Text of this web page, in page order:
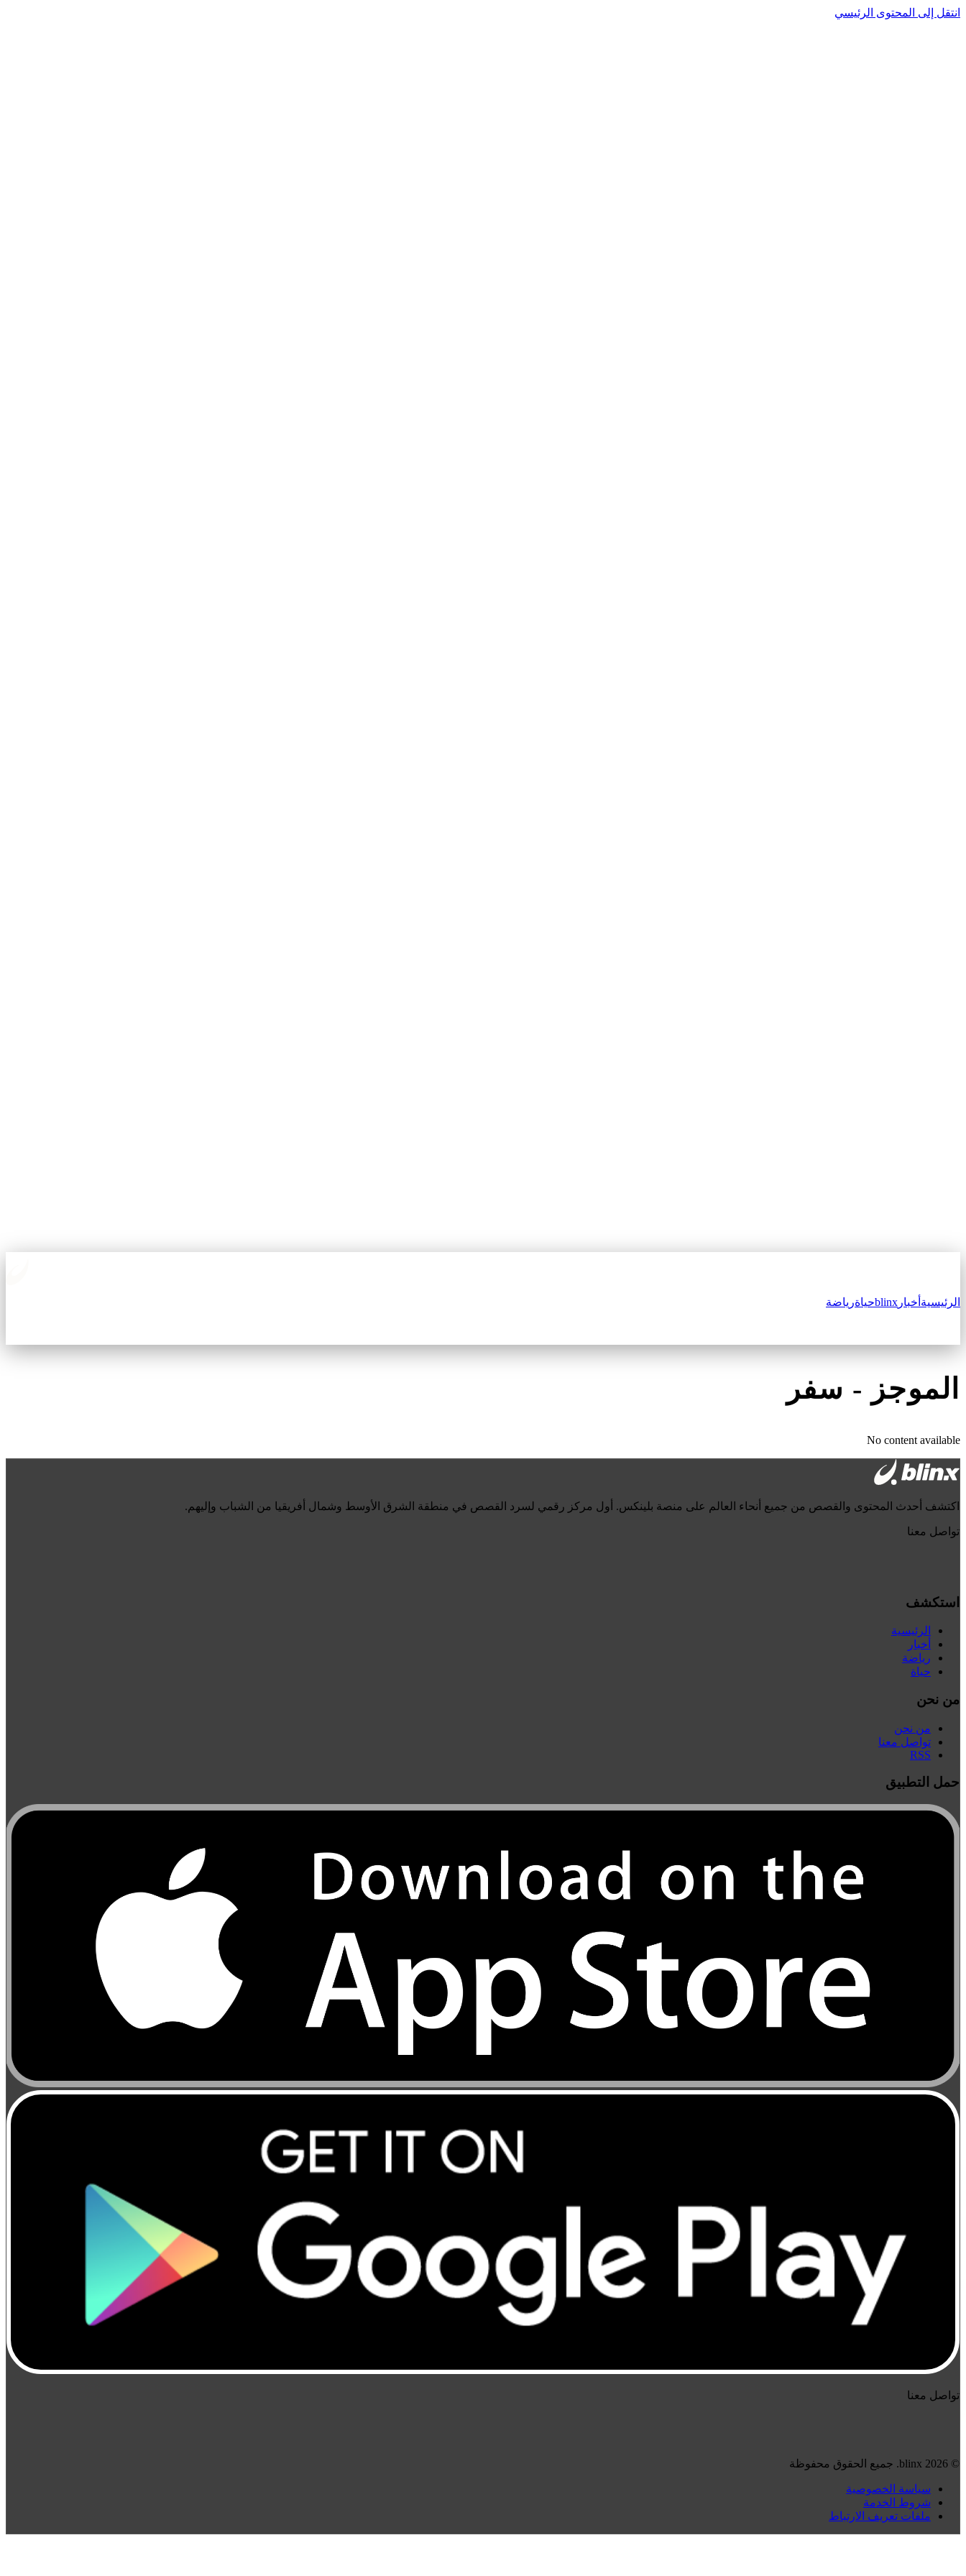
انتقل إلى المحتوى الرئيسي
الرئيسية أخبار blinxحياةرياضة
الموجز - سفر
No content available
اكتشف أحدث المحتوى والقصص من جميع أنحاء العالم على منصة بلينكس. أول مركز رقمي لسرد القصص في منطقة الشرق الأوسط وشمال أفريقيا من الشباب وإليهم.
تواصل معنا
استكشف
الرئيسية
أخبار
رياضة
حياة
من نحن
من نحن
تواصل معنا
RSS
حمل التطبيق
تواصل معنا
© 2026 blinx. جميع الحقوق محفوظة
سياسة الخصوصية
شروط الخدمة
ملفات تعريف الارتباط